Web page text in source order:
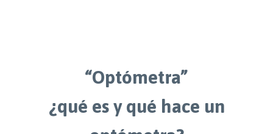
“Optómetra”
¿qué es y qué hace un